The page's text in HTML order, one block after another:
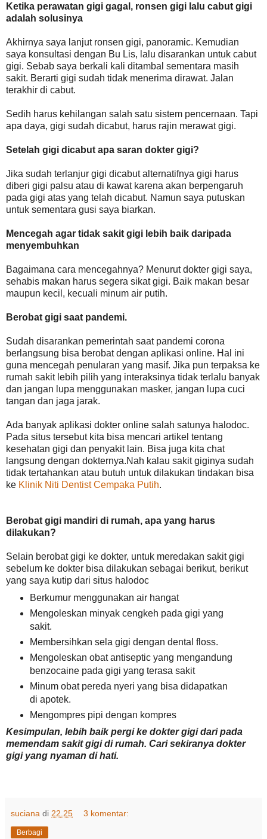
Ketika perawatan gigi gagal, ronsen gigi lalu cabut gigi
adalah solusinya
Akhirnya saya lanjut ronsen gigi, panoramic. Kemudian
saya konsultasi dengan Bu Lis, lalu disarankan untuk cabut
gigi. Sebab saya berkali kali ditambal sementara masih
sakit. Berarti gigi sudah tidak menerima dirawat. Jalan
terakhir di cabut.
Sedih harus kehilangan salah satu sistem pencernaan. Tapi
apa daya, gigi sudah dicabut, harus rajin merawat gigi.
Setelah gigi dicabut apa saran dokter gigi?
Jika sudah terlanjur gigi dicabut alternatifnya gigi harus
diberi gigi palsu atau di kawat karena akan berpengaruh
pada gigi atas yang telah dicabut. Namun saya putuskan
untuk sementara gusi saya biarkan.
Mencegah agar tidak sakit gigi lebih baik daripada
menyembuhkan
Bagaimana cara mencegahnya? Menurut dokter gigi saya,
sehabis makan harus segera sikat gigi. Baik makan besar
maupun kecil, kecuali minum air putih.
Berobat gigi saat pandemi.
Sudah disarankan pemerintah saat pandemi corona
berlangsung bisa berobat dengan aplikasi online. Hal ini
guna mencegah penularan yang masif. Jika pun terpaksa ke
rumah sakit lebih pilih yang interaksinya tidak terlalu banyak
dan jangan lupa menggunakan masker, jangan lupa cuci
tangan dan jaga jarak.
Ada banyak aplikasi dokter online salah satunya halodoc.
Pada situs tersebut kita bisa mencari artikel tentang
kesehatan gigi dan penyakit lain. Bisa juga kita chat
langsung dengan dokternya.Nah kalau sakit giginya sudah
tidak tertahankan atau butuh untuk dilakukan tindakan bisa
ke Klinik Niti Dentist Cempaka Putih.
Berobat gigi mandiri di rumah, apa yang harus
dilakukan?
Selain berobat gigi ke dokter, untuk meredakan sakit gigi
sebelum ke dokter bisa dilakukan sebagai berikut, berikut
yang saya kutip dari situs halodoc
Berkumur menggunakan air hangat
Mengoleskan minyak cengkeh pada gigi yang
sakit.
Membersihkan sela gigi dengan dental floss.
Mengoleskan obat antiseptic yang mengandung
benzocaine pada gigi yang terasa sakit
Minum obat pereda nyeri yang bisa didapatkan
di apotek.
Mengompres pipi dengan kompres
Kesimpulan, lebih baik pergi ke dokter gigi dari pada
memendam sakit gigi di rumah. Cari sekiranya dokter
gigi yang nyaman di hati.
suciana di 22.25 3 komentar:
Berbagi